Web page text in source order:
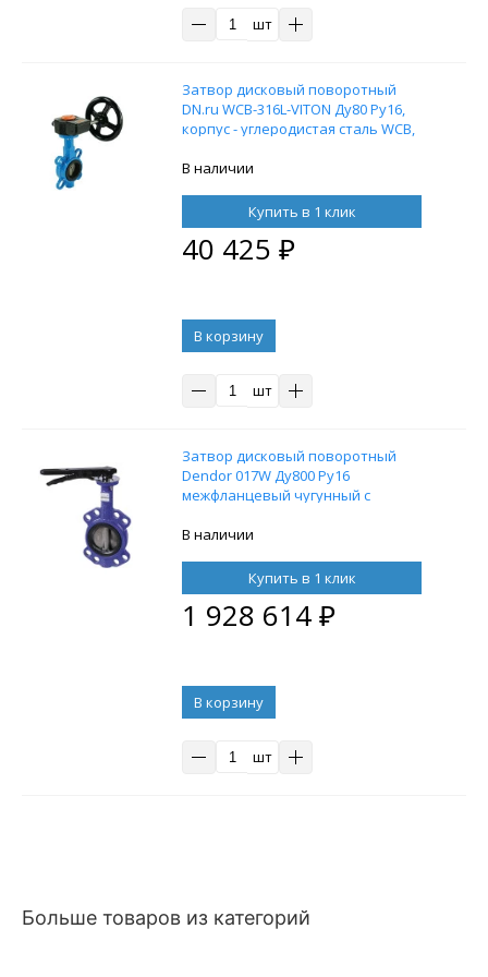
шт
Затвор дисковый поворотный
DN.ru WCB-316L-VITON Ду80 Ру16,
корпус - углеродистая сталь WCB,
уплотнение - VITON,
Gear X-21-W-200
В наличии
Купить в 1 клик
40 425 ₽
В корзину
шт
Затвор дисковый поворотный
Dendor 017W Ду800 Ру16
межфланцевый чугунный с
В наличии
Купить в 1 клик
1 928 614₽
В корзину
шт
Больше товаров из категорий